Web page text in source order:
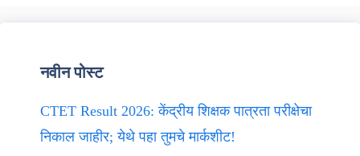
नवीन पोस्ट
CTET Result 2026: केंद्रीय शिक्षक पात्रता परीक्षेचा
निकाल जाहीर; येथे पहा तुमचे मार्कशीट!